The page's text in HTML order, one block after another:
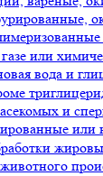
или
вода и
и
или